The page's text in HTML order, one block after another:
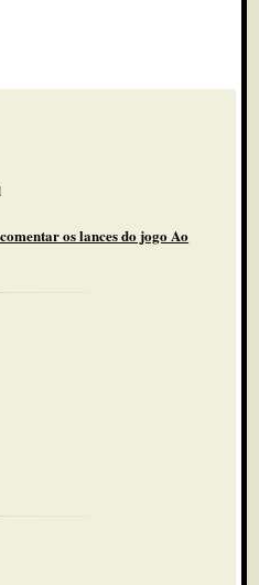
os lances do jogo Ao